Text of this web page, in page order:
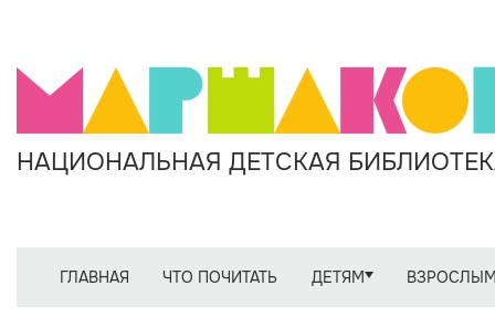
НАЦИОНАЛЬНАЯ ДЕТСКАЯ
ГЛАВНАЯ ЧТО ПОЧИТАТЬ ДЕТЯМ